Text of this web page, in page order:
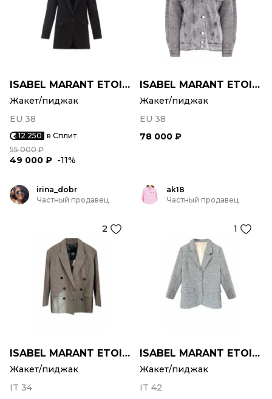
ISABEL MARANT ETOILE
Жакет/пиджак
EU 38
12 250 в Сплит
55 000 ₽
49 000 ₽ -11%
ISABEL MARANT ETOILE
Жакет/пиджак
EU 38
78 000 ₽
irina_dobr
Частный продавец
2
ISABEL MARANT ETOILE
Жакет/пиджак
IT 34
ak18
Частный продавец
1
ISABEL MARANT ETOILE
Жакет/пиджак
IT 42